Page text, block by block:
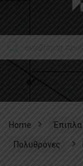
Home Έπιπλα
Πολυθρόνες